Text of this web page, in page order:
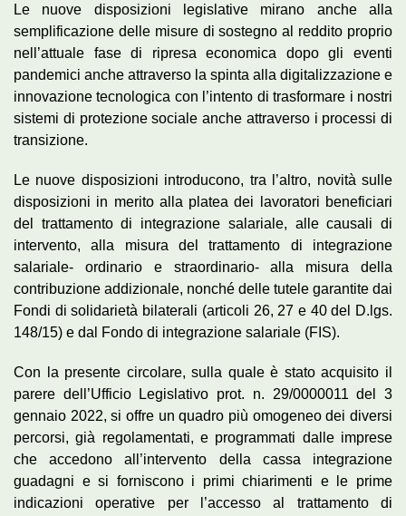
Le nuove disposizioni legislative mirano anche alla
semplificazione delle misure di sostegno al reddito proprio
nell’attuale fase di ripresa economica dopo gli eventi
pandemici anche attraverso la spinta alla digitalizzazione e
innovazione tecnologica con l’intento di trasformare i nostri
sistemi di protezione sociale anche attraverso i processi di
transizione.
Le nuove disposizioni introducono, tra l’altro, novità sulle
disposizioni in merito alla platea dei lavoratori beneficiari
del trattamento di integrazione salariale, alle causali di
intervento, alla misura del trattamento di integrazione
salariale- ordinario e straordinario- alla misura della
contribuzione addizionale, nonché delle tutele garantite dai
Fondi di solidarietà bilaterali (articoli 26, 27 e 40 del D.lgs.
148/15) e dal Fondo di integrazione salariale (FIS).
Con la presente circolare, sulla quale è stato acquisito il
parere dell’Ufficio Legislativo prot. n. 29/0000011 del 3
gennaio 2022, si offre un quadro più omogeneo dei diversi
percorsi, già regolamentati, e programmati dalle imprese
che accedono all’intervento della cassa integrazione
guadagni e si forniscono i primi chiarimenti e le prime
indicazioni operative per l’accesso al trattamento di